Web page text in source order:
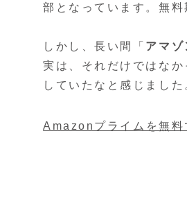
部となっています。無
しかし、長い間「 アマゾ
実は、それだけではな
していたなと感じました
Amazonプライムを無料